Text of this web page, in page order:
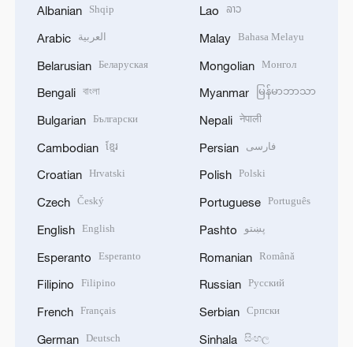
Albanian Shqip
Arabic العربية
Belarusian Беларуская
Bengali বাংলা
Bulgarian Български
Cambodian ខ្មែរ
Croatian Hrvatski
Czech Český
English English
Esperanto Esperanto
Filipino Filipino
French Français
German Deutsch
Lao ລາວ
Malay Bahasa Melayu
Mongolian Монгол
Myanmar မြန်မာဘာသာ
Nepali नेपाली
Persian فارسی
Polish Polski
Portuguese Português
Pashto پښتو
Romanian Română
Russian Русский
Serbian Српски
Sinhala සිංහල